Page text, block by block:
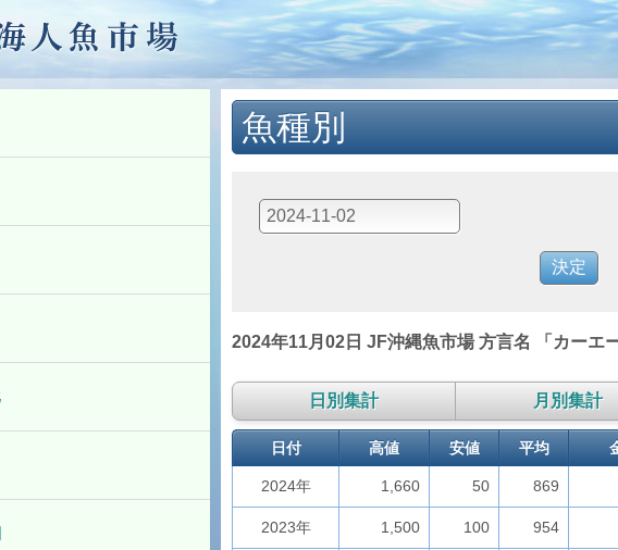
魚種別
2024年11月02日 JF沖縄魚市場 方言名 「カーエ
日別集計
月別集計
日付 高値 安値 平均
2024年 1,660 50 869
2023年 1,500 100 954